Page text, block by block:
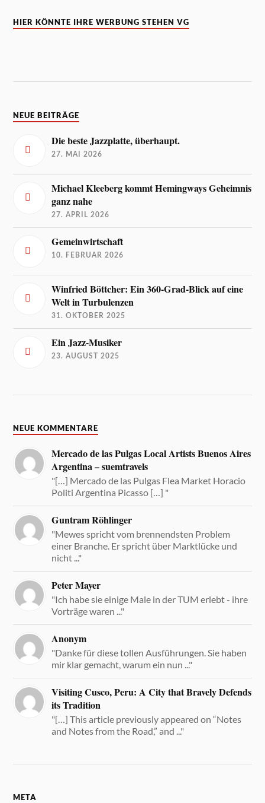
HIER KÖNNTE IHRE WERBUNG STEHEN VG
NEUE BEITRÄGE
Die beste Jazzplatte, überhaupt.
27. MAI 2026
Michael Kleeberg kommt Hemingways Geheimnis
ganz nahe
27. APRIL 2026
Gemeinwirtschaft
10. FEBRUAR 2026
Winfried Böttcher: Ein 360-Grad-Blick auf eine
Welt in Turbulenzen
31. OKTOBER 2025
Ein Jazz-Musiker
23. AUGUST 2025
NEUE KOMMENTARE
Mercado de las Pulgas Local Artists Buenos Aires
Argentina – suemtravels
"[…] Mercado de las Pulgas Flea Market Horacio
Politi Argentina Picasso […] "
Guntram Röhlinger
"Mewes spricht vom brennendsten Problem
einer Branche. Er spricht über Marktlücke und
nicht ..."
Peter Mayer
"Ich habe sie einige Male in der TUM erlebt - ihre
Vorträge waren ..."
Anonym
"Danke für diese tollen Ausführungen. Sie haben
mir klar gemacht, warum ein nun ..."
Visiting Cusco, Peru: A City that Bravely Defends
its Tradition
"[…] This article previously appeared on “Notes
and Notes from the Road,” and ..."
META